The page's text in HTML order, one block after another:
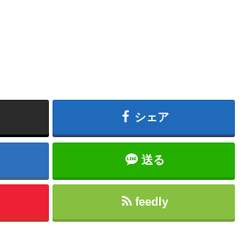
シェア
送る
feedly